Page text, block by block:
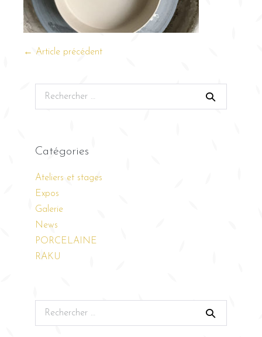
← Article précédent
Catégories
Ateliers et stages
Expos
Galerie
News
PORCELAINE
RAKU